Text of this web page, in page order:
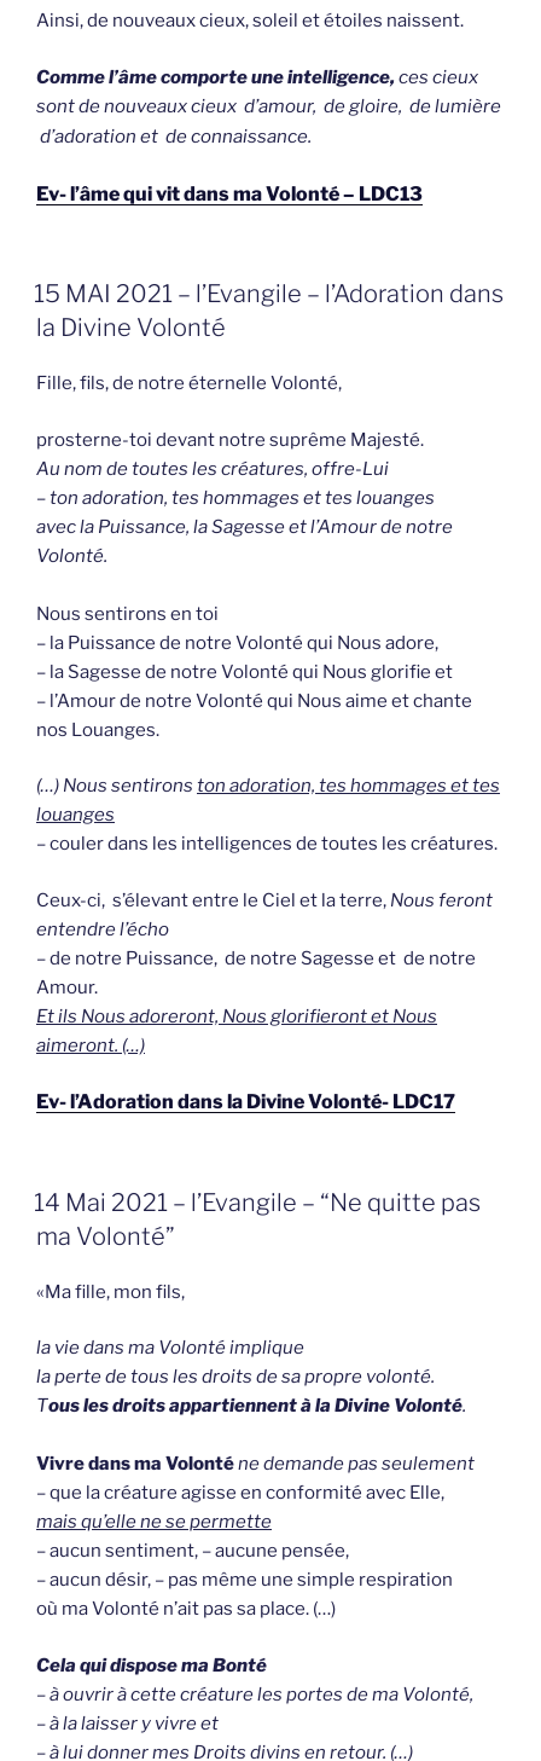
Ainsi, de nouveaux cieux, soleil et étoiles naissent.
Comme l’âme comporte une intelligence,ces cieux
sont de nouveaux cieux d’amour, de gloire, de lumière
d’adoration et de connaissance.
Ev- l’âme qui vit dans ma Volonté – LDC13
GEPLAATST
OP
15 MAI 2021 – l’Evangile – l’Adoration dans
la Divine Volonté
Fille, fils, de notre éternelle Volonté,
prosterne-toi devant notre suprême Majesté.
Au nom de toutes les créatures, offre-Lui
– ton adoration, tes hommages et tes louanges
avec la Puissance, la Sagesse et l’Amour de notre
Volonté.
Nous sentirons en toi
– la Puissance de notre Volonté qui Nous adore,
– la Sagesse de notre Volonté qui Nous glorifie et
– l’Amour de notre Volonté qui Nous aime et chante
nos Louanges.
(…) Nous sentirons ton adoration, tes hommages et tes
louanges
– couler dans les intelligences de toutes les créatures.
Ceux-ci, s’élevant entre le Ciel et la terre, Nous feront
entendre l’écho
– de notre Puissance, de notre Sagesse et de notre
Amour.
Et ils Nous adoreront, Nous glorifieront et Nous
aimeront. (…)
Ev- l’Adoration dans la Divine Volonté- LDC17
GEPLAATST
OP
14 Mai 2021 – l’Evangile – “Ne quitte pas
ma Volonté”
«Ma fille, mon fils,
la vie dans ma Volonté implique
la perte de tous les droits de sa propre volonté.
Tous les droits appartiennent à la Divine Volonté.
Vivre dans ma Volonténe demande pas seulement
– que la créature agisse en conformité avec Elle,
mais qu’elle ne se permette
– aucun sentiment, – aucune pensée,
– aucun désir, – pas même une simple respiration
où ma Volonté n’ait pas sa place. (…)
Cela qui dispose ma Bonté
– à ouvrir à cette créature les portes de ma Volonté,
– à la laisser y vivre et
– à lui donner mes Droits divins en retour. (…)